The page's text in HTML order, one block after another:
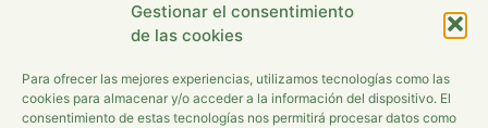
Gestionar el consentimiento
de las cookies
Para ofrecer las mejores experiencias, utilizamos tecnologías como las
cookies para almacenar y/o acceder a la información del dispositivo. El
consentimiento de estas tecnologías nos permitirá procesar datos como